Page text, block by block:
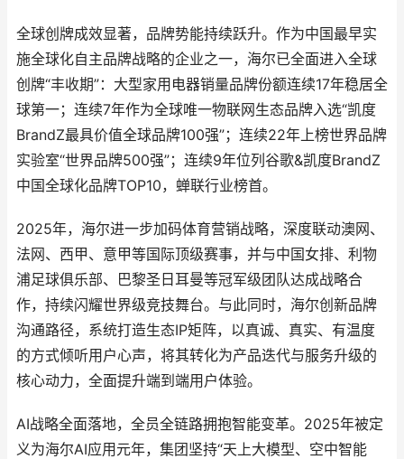
全球创牌成效显著，品牌势能持续跃升。作为中国最早实
施全球化自主品牌战略的企业之一，海尔已全面进入全球
创牌“丰收期”：大型家用电器销量品牌份额连续17年稳居全
球第一；连续7年作为全球唯一物联网生态品牌入选“凯度
BrandZ最具价值全球品牌100强”；连续22年上榜世界品牌
实验室“世界品牌500强”；连续9年位列谷歌&凯度BrandZ
中国全球化品牌TOP10，蝉联行业榜首。
2025年，海尔进一步加码体育营销战略，深度联动澳网、
法网、西甲、意甲等国际顶级赛事，并与中国女排、利物
浦足球俱乐部、巴黎圣日耳曼等冠军级团队达成战略合
作，持续闪耀世界级竞技舞台。与此同时，海尔创新品牌
沟通路径，系统打造生态IP矩阵，以真诚、真实、有温度
的方式倾听用户心声，将其转化为产品迭代与服务升级的
核心动力，全面提升端到端用户体验。
AI战略全面落地，全员全链路拥抱智能变革。2025年被定
义为海尔AI应用元年，集团坚持“天上大模型、空中智能